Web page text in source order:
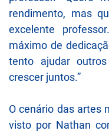
rendimento, mas
excelente
máximo de
tento ajudar
crescer juntos.”
O cenário das artes
visto por Nathan